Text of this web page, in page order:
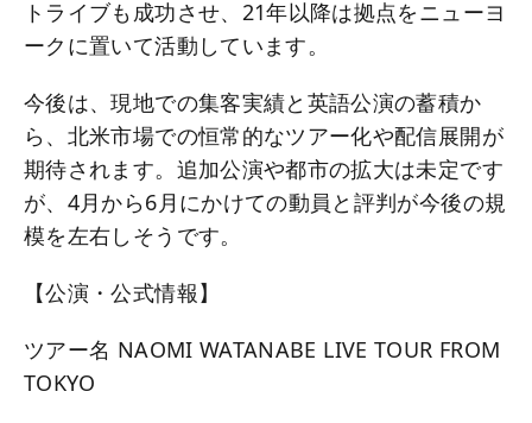
トライブも成功させ、21年以降は拠点をニューヨ
ークに置いて活動しています。
今後は、現地での集客実績と英語公演の蓄積か
ら、北米市場での恒常的なツアー化や配信展開が
期待されます。追加公演や都市の拡大は未定です
が、4月から6月にかけての動員と評判が今後の規
模を左右しそうです。
【公演・公式情報】
ツアー名 NAOMI WATANABE LIVE TOUR FROM
TOKYO